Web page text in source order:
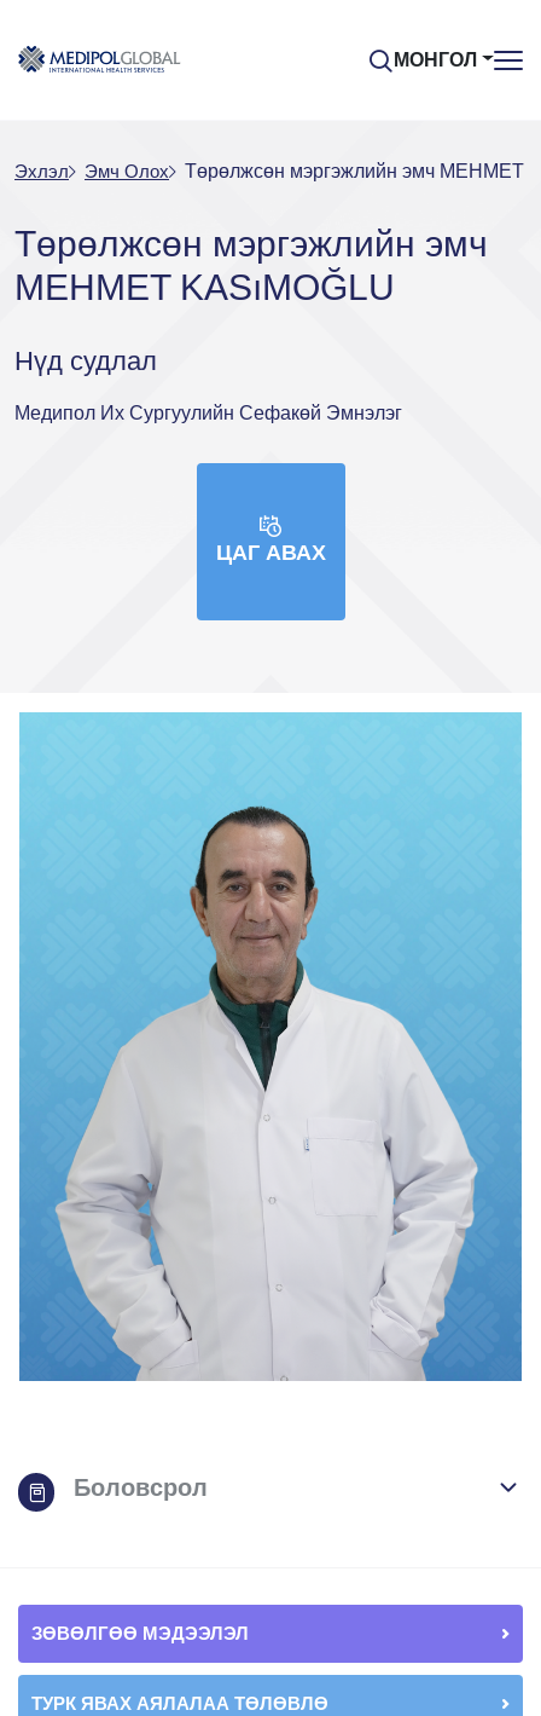
МОНГОЛ
Эхлэл Эмч Oлох Төрөлжсөн мэргэжлийн эмч MEHMET
Төрөлжсөн мэргэжлийн эмч
MEHMET KASıMOĞLU
Нүд судлал
Медипол Их Сургуулийн Сефакөй Эмнэлэг
ЦАГ АВАХ
Боловсрол
ЗӨВӨЛГӨӨ МЭДЭЭЛЭЛ
ТУРК ЯВАХ АЯЛАЛАА ТӨЛӨВЛӨ